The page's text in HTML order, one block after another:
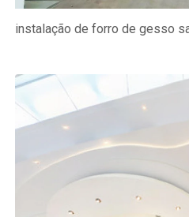
instalação de forro de gesso